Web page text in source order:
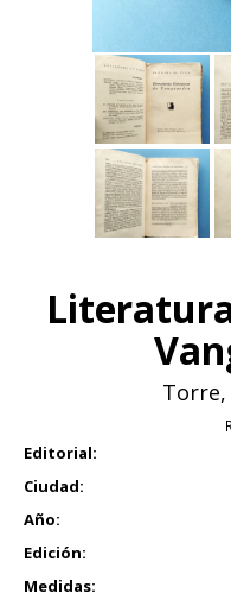
Torre,
Editorial:
Ciudad:
Año:
Edición:
Medidas: